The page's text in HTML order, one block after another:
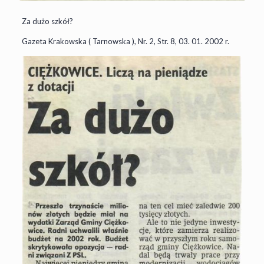
Za dużo szkół?
Gazeta Krakowska ( Tarnowska ), Nr. 2, Str. 8, 03. 01. 2002 r.